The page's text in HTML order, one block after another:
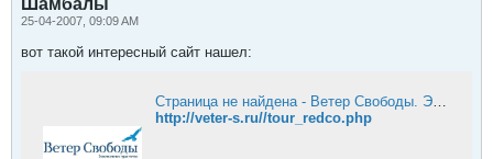
Шамбалы
25-04-2007, 09:09 AM
вот такой интересный сайт нашел:
Страница не найдена - Ветер Свободы. Эксклюзивные туры мечты
http://veter-s.ru//tour_redco.php